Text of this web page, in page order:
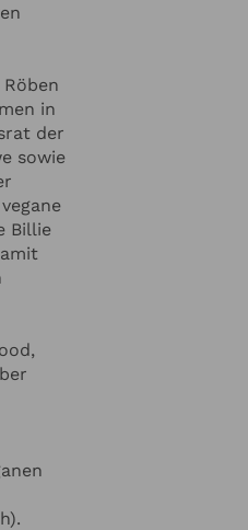
in
der
sowie
Billie